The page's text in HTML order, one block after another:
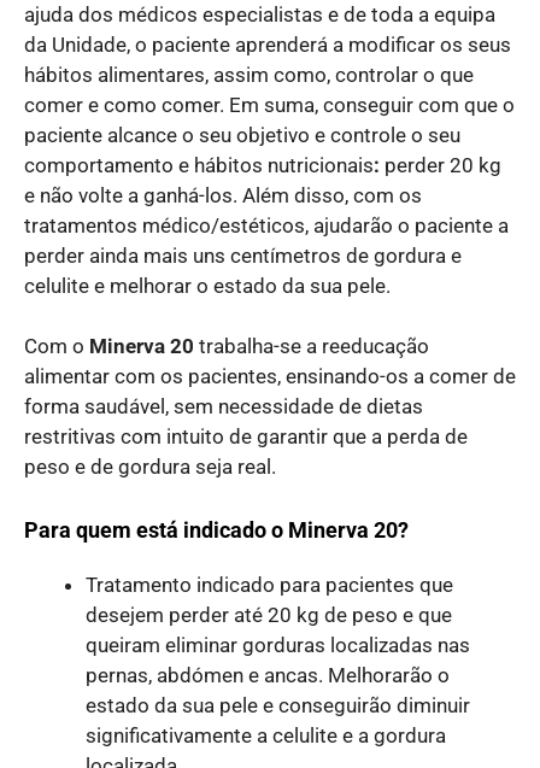
ajuda dos médicos especialistas e de toda a equipa
da Unidade, o paciente aprenderá a modificar os seus
hábitos alimentares, assim como, controlar o que
comer e como comer. Em suma, conseguir com que o
paciente alcance o seu objetivo e controle o seu
comportamento e hábitos nutricionais: perder 20 kg
e não volte a ganhá-los. Além disso, com os
tratamentos médico/estéticos, ajudarão o paciente a
perder ainda mais uns centímetros de gordura e
celulite e melhorar o estado da sua pele.
Com o Minerva 20 trabalha-se a reeducação
alimentar com os pacientes, ensinando-os a comer de
forma saudável, sem necessidade de dietas
restritivas com intuito de garantir que a perda de
peso e de gordura seja real.
Para quem está indicado o Minerva 20?
Tratamento indicado para pacientes que
desejem perder até 20 kg de peso e que
queiram eliminar gorduras localizadas nas
pernas, abdómen e ancas. Melhorarão o
estado da sua pele e conseguirão diminuir
significativamente a celulite e a gordura